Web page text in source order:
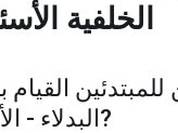
الخلفية
القيام
البدلاء -?